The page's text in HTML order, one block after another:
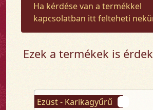
Ha kérdése van a termékkel
kapcsolatban itt felteheti
Ezek a termékek is
Ezüst - Karikagyűrű